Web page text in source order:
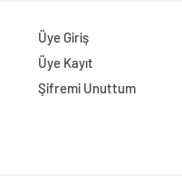
Üye Giriş
Üye Kayıt
Şifremi Unuttum